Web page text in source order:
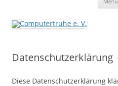
Datenschutzerklärung
Diese Datenschutzerklärung